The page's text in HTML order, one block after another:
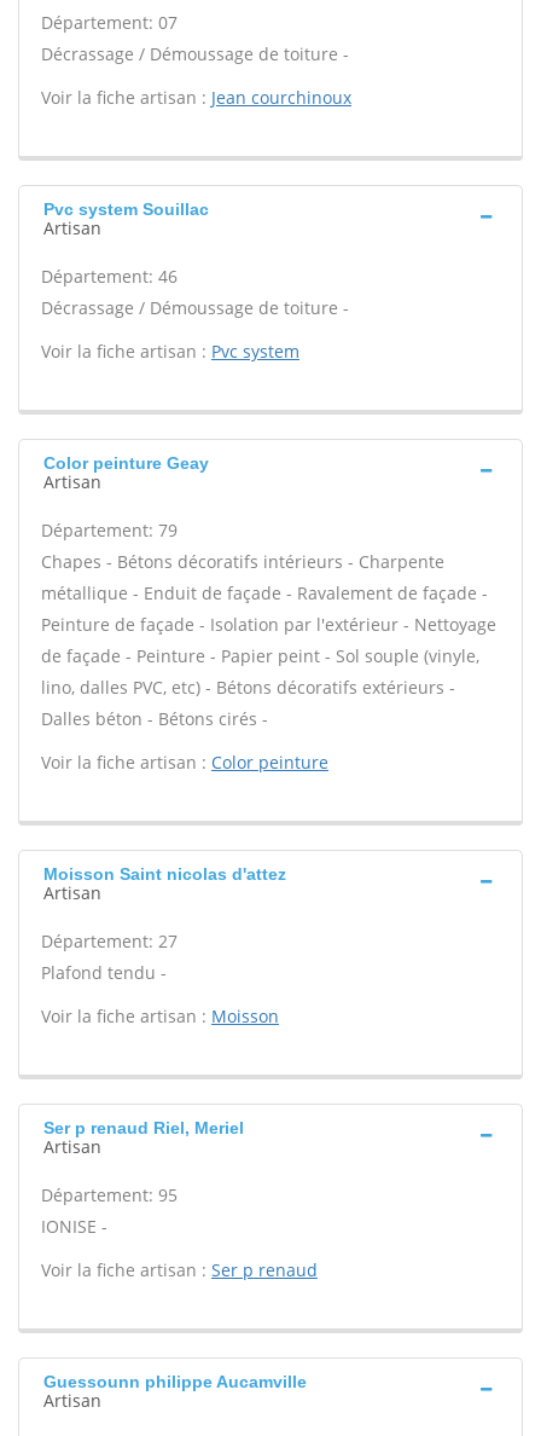
Département: 07
Décrassage / Démoussage de toiture -
Voir la fiche artisan : Jean courchinoux
Pvc system Souillac
Artisan
Département: 46
Décrassage / Démoussage de toiture -
Voir la fiche artisan : Pvc system
Color peinture Geay
Artisan
Département: 79
Chapes - Bétons décoratifs intérieurs - Charpente
métallique - Enduit de façade - Ravalement de façade -
Peinture de façade - Isolation par l'extérieur - Nettoyage
de façade - Peinture - Papier peint - Sol souple (vinyle,
lino, dalles PVC, etc) - Bétons décoratifs extérieurs -
Dalles béton - Bétons cirés -
Voir la fiche artisan : Color peinture
Moisson Saint nicolas d'attez
Artisan
Département: 27
Plafond tendu -
Voir la fiche artisan : Moisson
Ser p renaud Riel, Meriel
Artisan
Département: 95
IONISE -
Voir la fiche artisan : Ser p renaud
Guessounn philippe Aucamville
Artisan